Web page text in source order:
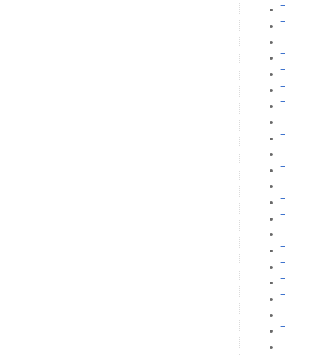
+
+
+
+
+
+
+
+
+
+
+
+
+
+
+
+
+
+
+
+
+
+